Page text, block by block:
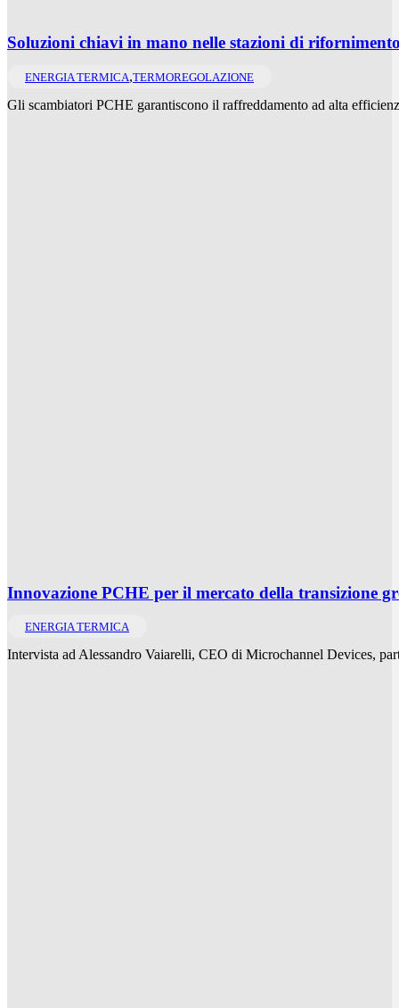
Soluzioni chiavi in mano nelle stazioni di
ENERGIA TERMICA,TERMOREGOLAZIONE
Gli scambiatori PCHE garantiscono il raffreddamento ad alta
Innovazione PCHE per il mercato della transizione
ENERGIA TERMICA
Intervista ad Alessandro Vaiarelli, CEO di Microchannel Devices,